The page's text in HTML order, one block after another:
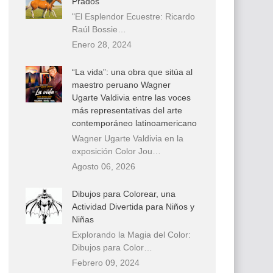
"El Esplendor Ecuestre: Ricardo
Raúl Bossie…
Enero 28, 2024
“La vida”: una obra que sitúa al
maestro peruano Wagner
Ugarte Valdivia entre las voces
más representativas del arte
contemporáneo latinoamericano
Wagner Ugarte Valdivia en la
exposición Color Jou…
Agosto 06, 2026
Dibujos para Colorear, una
Actividad Divertida para Niños y
Niñas
Explorando la Magia del Color:
Dibujos para Color…
Febrero 09, 2024